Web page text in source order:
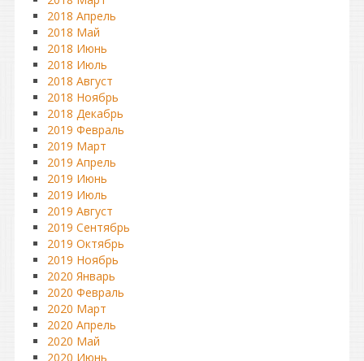
2018 Апрель
2018 Май
2018 Июнь
2018 Июль
2018 Август
2018 Ноябрь
2018 Декабрь
2019 Февраль
2019 Март
2019 Апрель
2019 Июнь
2019 Июль
2019 Август
2019 Сентябрь
2019 Октябрь
2019 Ноябрь
2020 Январь
2020 Февраль
2020 Март
2020 Апрель
2020 Май
2020 Июнь